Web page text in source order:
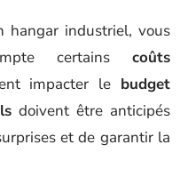
hangar industriel, vous
certains coûts
impacter le budget
doivent être anticipés
et de garantir la